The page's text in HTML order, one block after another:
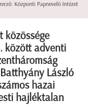
Központi Papnevelő Intézet
közössége
között adventi
László
hazai
hajléktalan